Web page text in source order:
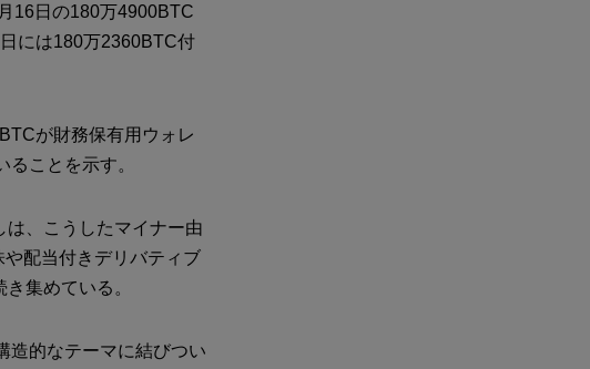
16日の180万4900BTC
には180万2360BTC付
が財務保有用ウォレ
ことを示す。
は、こうしたマイナー由
配当付きデリバティブ
集めている。
造的なテーマに結びつい